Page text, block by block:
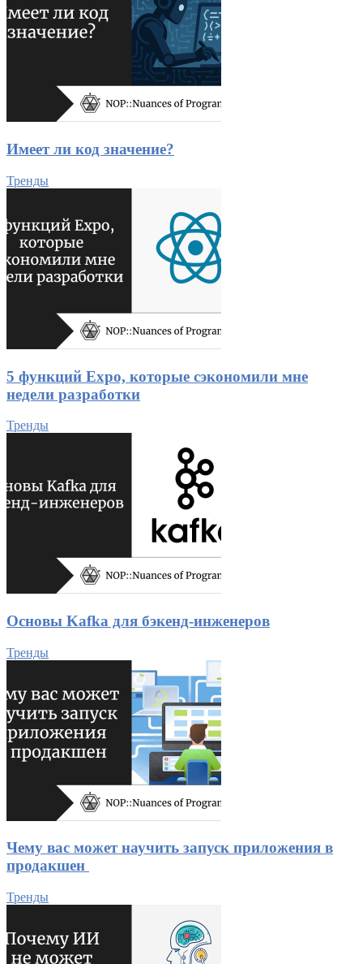
Имеет ли код значение?
Тренды
5 функций Expo, которые сэкономили мне
недели разработки
Тренды
Основы Kafka для бэкенд-инженеров
Тренды
Чему вас может научить запуск приложения в
продакшен
Тренды